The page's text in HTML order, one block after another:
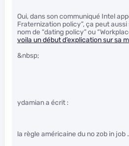
Oui, dans son communiqué Intel
Fraternization policy”, ça peut
nom de “dating policy” ou
voila un début d’explication sur sa
&nbsp;
ydamian a écrit :
la règle américaine du no zob in job